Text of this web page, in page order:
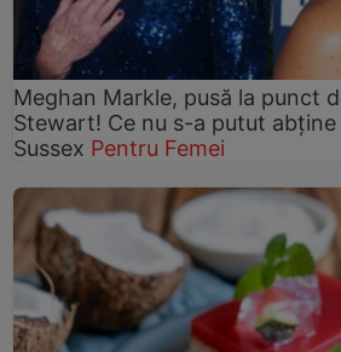
Meghan Markle, pusă la punct
Stewart! Ce nu s-a putut abține
Sussex Pentru Femei